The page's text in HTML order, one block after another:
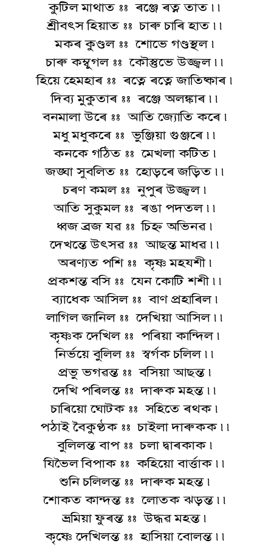
কুটিল মাথাত :: ৰঞ্জে ৰত্ন তাত ৷৷
শ্ৰীবত্‍স হিয়াত :: চাৰু চাৰি হাত ৷৷
মকৰ কুণ্ডল :: শোভে গণ্ডস্থল ৷
চাৰু কম্বুগল :: কৌস্তুভে উজ্জ্বল ৷৷
হিয়ে হেমহাৰ :: ৰত্নে ৰত্নে জাতিষ্কাৰ ৷
দিব্য মুকুতাৰ :: ৰঞ্জে অলঙ্কাৰ ৷৷
বনমালা উৰে :: আতি জ্যোতি কৰে ৷
মধু মধুকৰে :: ভুঞ্জিয়া গুঞ্জৰে ৷৷
কনকে গঠিত :: মেখলা কটিত ৷
জঙ্ঘা সুবলিত :: হোড়ৰে জড়িত ৷৷
চৰণ কমল :: নুপুৰ উজ্জ্বল ৷
আতি সুকুমল :: ৰঙা পদতল ৷৷
ধ্বজ ব্ৰজ যৱ :: চিহ্ন অভিনৱ ৷
দেখন্তে উত্‍সৱ :: আছন্ত মাধৱ ৷৷
অৰণ্যত পশি :: কৃষ্ণ মহযশী ৷
প্ৰকশন্ত বসি :: যেন কোটি শশী ৷৷
ব্যাধেক আসিল :: বাণ প্ৰহাৰিল ৷
লাগিল জানিল :: দেখিয়া আসিল ৷৷
কৃষ্ণক দেখিল :: পৰিয়া কান্দিল ৷
নিৰ্ভয়ে বুলিল :: স্বৰ্গক চলিল ৷৷
প্ৰভু ভগৱন্ত :: বসিয়া আছন্ত ৷
দেখি পৰিলন্ত :: দাৰুক মহন্ত ৷৷
চাৰিয়ো ঘোটক :: সহিতে ৰথক ৷
পঠাই বৈকুণ্ঠক :: চাইলা দাৰুকক ৷৷
বুলিলন্ত বাপ :: চলা দ্বাৰকাক ৷
যিভৈল বিপাক :: কহিয়ো বাৰ্ত্তাক ৷৷
শুনি চলিলন্ত :: দাৰুক মহন্ত ৷
শোকত কান্দন্ত :: লোতক ঝড়ন্ত ৷৷
ভ্ৰমিয়া ফুৰন্ত :: উদ্ধৱ মহন্ত ৷
কৃষ্ণে দেখিলন্ত :: হাসিয়া বোলন্ত ৷৷